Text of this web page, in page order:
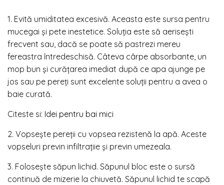
1. Evită umiditatea excesivă. Aceasta este sursa pentru
mucegai și pete inestetice. Soluția este să aerisești
frecvent sau, dacă se poate să pastrezi mereu
fereastra întredeschisă. Câteva cârpe absorbante, un
mop bun și curățarea imediat după ce apa ajunge pe
jos sau pe pereți sunt excelente soluții pentru a avea o
baie curată.
Citeste si: Idei pentru bai mici
2. Vopsește pereții cu vopsea rezistenă la apă. Aceste
vopseluri previn infiltrațiie și previn umezeala.
3. Folosește săpun lichid. Săpunul bloc este o sursă
continuă de mizerie la chiuvetă. Săpunul lichid te scapă